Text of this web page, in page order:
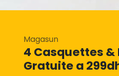
Magasun
4 Casquettes &
Gratuite a